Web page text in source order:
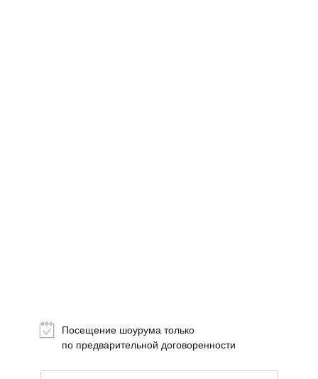
Посещение шоурума только
по предварительной договоренности
Мебель